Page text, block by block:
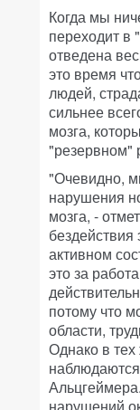
Когда мы
переходит в
отведена
это время
людей,
сильнее
мозга,
"резервном"
"Очевидно,
нарушения
мозга, -
бездействия
активном
это за
потому что
области,
Однако в